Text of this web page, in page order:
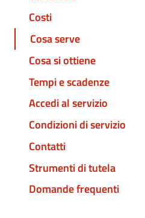
Costi
Cosa serve
Cosa si ottiene
Tempi e scadenze
Accedi al servizio
Condizioni di servizio
Contatti
Strumenti di tutela
Domande frequenti